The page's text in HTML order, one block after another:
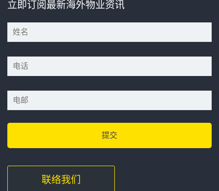
立即订阅最新海外物业资讯
联络我们